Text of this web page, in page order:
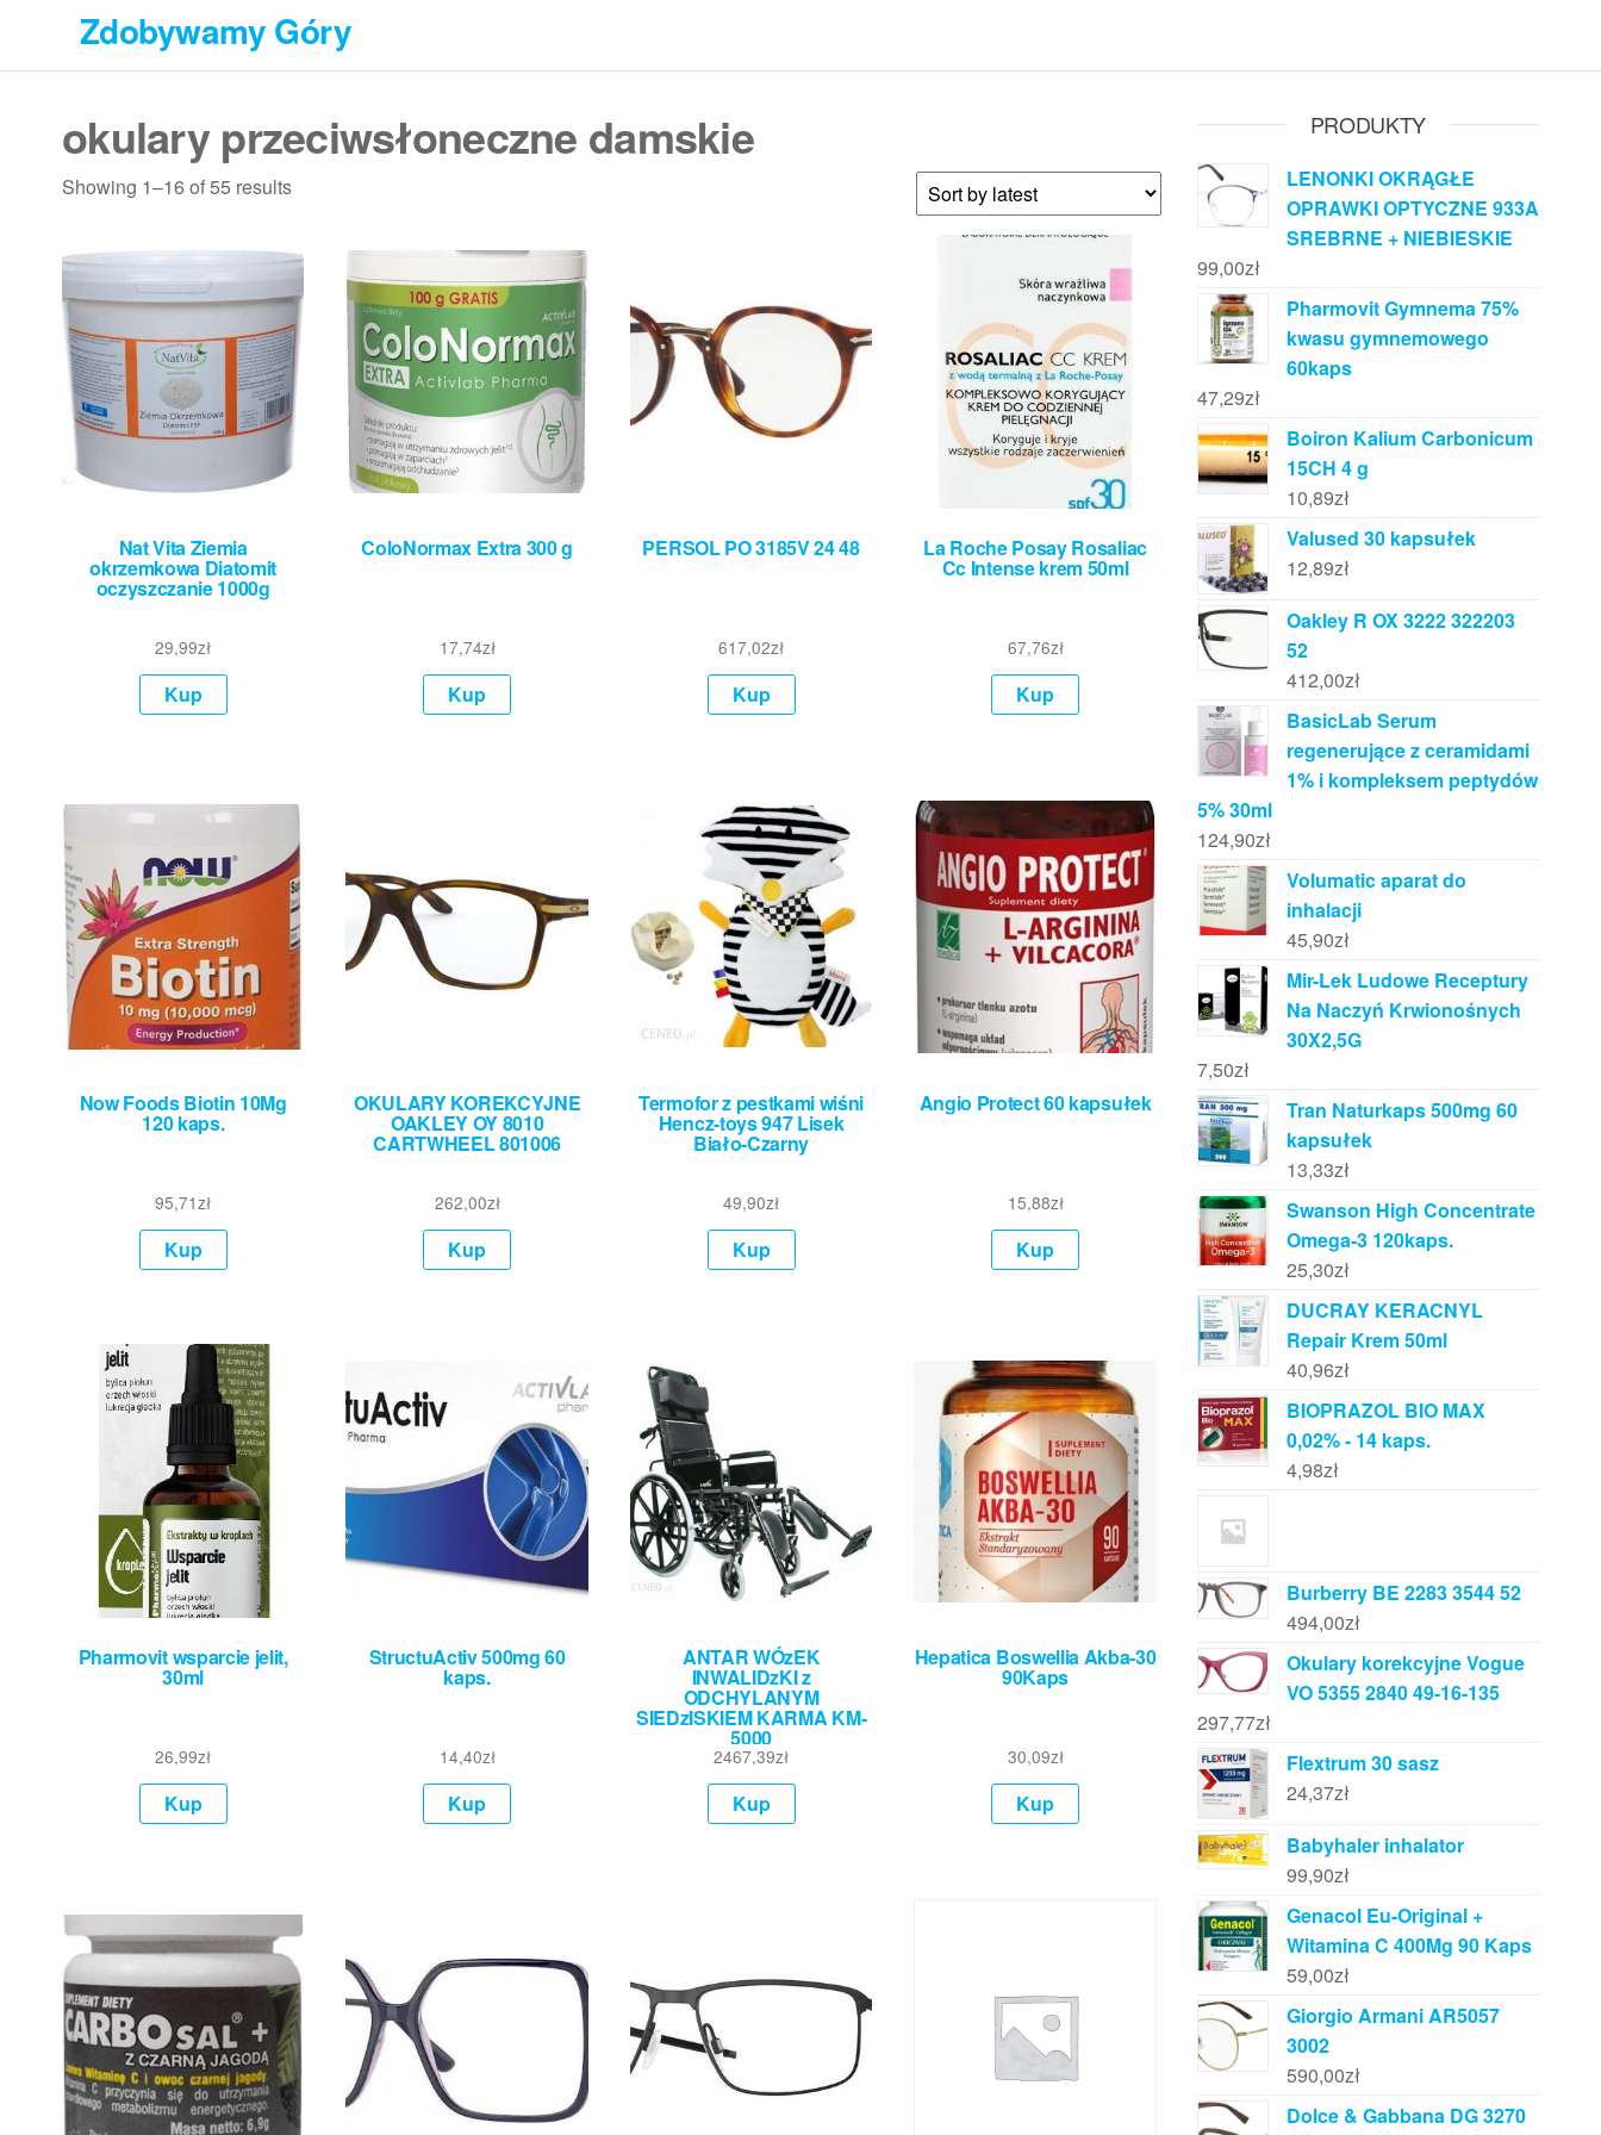
treści
Zdobywamy Góry
okulary przeciwsłoneczne damskie
Showing 1–16 of 55 results
Nat Vita Ziemia
okrzemkowa Diatomit
oczyszczanie 1000g
29,99zł
Kup
ColoNormax Extra 300 g
17,74zł
Kup
PERSOL PO 3185V 24 48
617,02zł
Kup
La Roche Posay Rosaliac
Cc Intense krem 50ml
67,76zł
Kup
Now Foods Biotin 10Mg
120 kaps.
95,71zł
Kup
OKULARY KOREKCYJNE
OAKLEY OY 8010
CARTWHEEL 801006
262,00zł
Kup
Termofor z pestkami wiśni
Hencz-toys 947 Lisek
Biało-Czarny
49,90zł
Kup
Angio Protect 60 kapsułek
15,88zł
Kup
Pharmovit wsparcie jelit,
30ml
26,99zł
Kup
StructuActiv 500mg 60
kaps.
14,40zł
Kup
ANTAR WÓzEK
INWALIDzKI z
ODCHYLANYM
SIEDzISKIEM KARMA KM-
5000
2467,39zł
Kup
Hepatica Boswellia Akba-30
90Kaps
30,09zł
Kup
PRODUKTY
LENONKI OKRĄGŁE
OPRAWKI OPTYCZNE 933A
SREBRNE + NIEBIESKIE
99,00zł
Pharmovit Gymnema 75%
kwasu gymnemowego
60kaps
47,29zł
Boiron Kalium Carbonicum
15CH 4 g
10,89zł
Valused 30 kapsułek
12,89zł
Oakley R OX 3222 322203
52
412,00zł
BasicLab Serum
regenerujące z ceramidami
1% i kompleksem peptydów
5% 30ml
124,90zł
Volumatic aparat do
inhalacji
45,90zł
Mir-Lek Ludowe Receptury
Na Naczyń Krwionośnych
30X2,5G
7,50zł
Tran Naturkaps 500mg 60
kapsułek
13,33zł
Swanson High Concentrate
Omega-3 120kaps.
25,30zł
DUCRAY KERACNYL
Repair Krem 50ml
40,96zł
BIOPRAZOL BIO MAX
0,02% - 14 kaps.
4,98zł
Burberry BE 2283 3544 52
494,00zł
Okulary korekcyjne Vogue
VO 5355 2840 49-16-135
297,77zł
Flextrum 30 sasz
24,37zł
Babyhaler inhalator
99,90zł
Genacol Eu-Original +
Witamina C 400Mg 90 Kaps
59,00zł
Giorgio Armani AR5057
3002
590,00zł
Dolce & Gabbana DG 3270